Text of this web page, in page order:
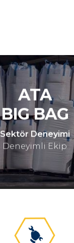
ATA
BIG BAG
Sektör Deneyimi
Deneyimli Ekip